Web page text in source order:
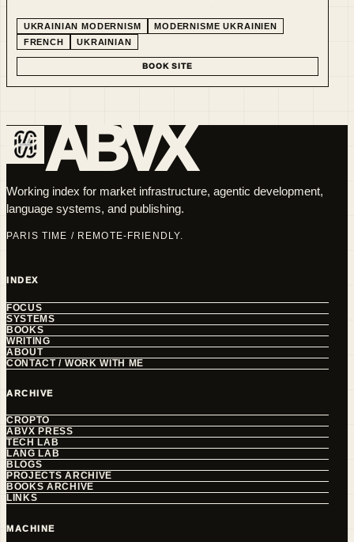
of the Ukrainian “Executed Renaissance” into a French-
reading context.
UKRAINIAN MODERNISM
MODERNISME UKRAINIEN
FRENCH
UKRAINIAN
BOOK SITE
ABVX
Working index for market infrastructure, agentic development,
language systems, and publishing.
PARIS TIME / REMOTE-FRIENDLY.
INDEX
FOCUS
SYSTEMS
BOOKS
WRITING
ABOUT
CONTACT / WORK WITH ME
ARCHIVE
CROPTO
ABVX PRESS
TECH LAB
LANG LAB
BLOGS
PROJECTS ARCHIVE
BOOKS ARCHIVE
LINKS
MACHINE